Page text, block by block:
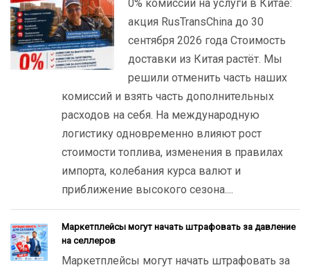
0% комиссии на услуги в Китае:
акция RusTransChina до 30
сентября 2026 года Стоимость
доставки из Китая растёт. Мы
решили отменить часть наших
комиссий и взять часть дополнительных
расходов на себя. На международную
логистику одновременно влияют рост
стоимости топлива, изменения в правилах
импорта, колебания курса валют и
приближение высокого сезона....
Маркетплейсы могут начать штрафовать за давление
на селлеров
Маркетплейсы могут начать штрафовать за